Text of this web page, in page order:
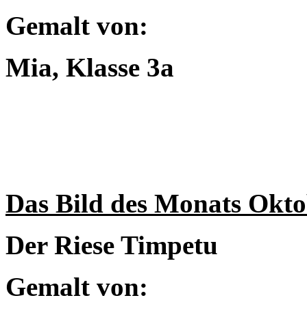
Gemalt von:
Mia, Klasse 3a
Das Bild des Monats
Der Riese Timpetu
Gemalt von: